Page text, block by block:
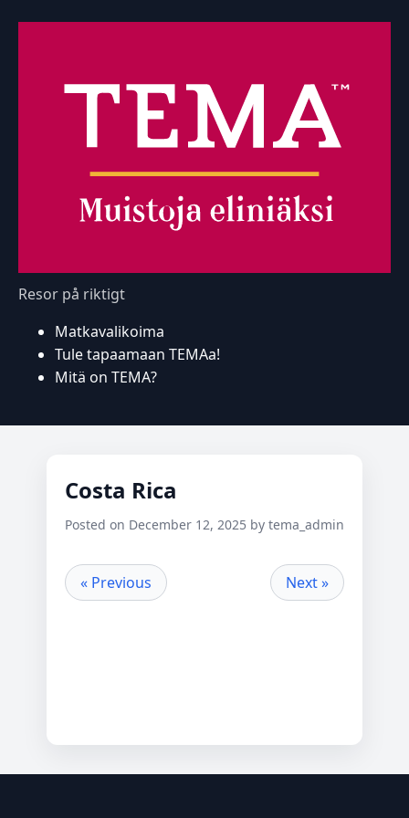
Resor på riktigt
Matkavalikoima
Tule tapaamaan TEMAa!
Mitä on TEMA?
Costa Rica
Posted on December 12, 2025 by tema_admin
« Previous Next »